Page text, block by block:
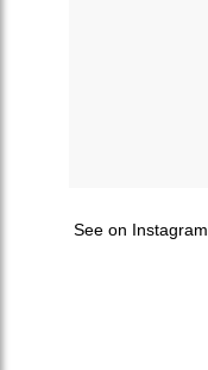
See on Instagram